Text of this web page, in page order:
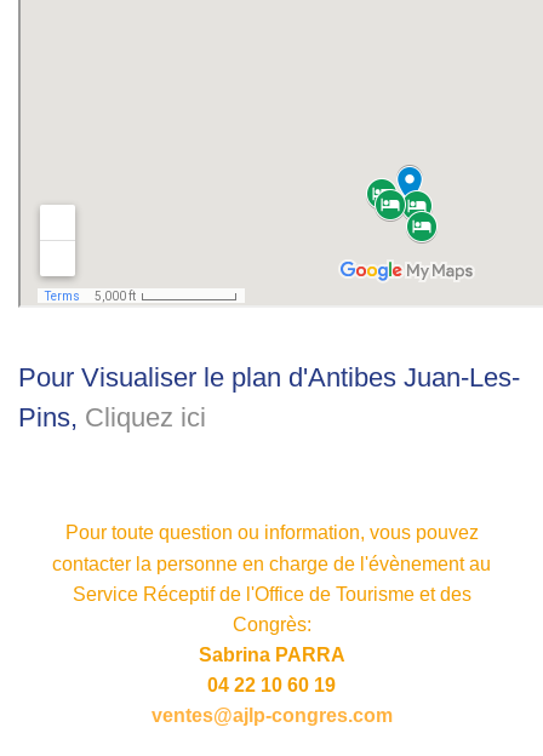
Pour Visualiser le plan d'Antibes Juan-Les-
Pins, Cliquez ici
Pour toute question ou information, vous pouvez
contacter la personne en charge de l'évènement au
Service Réceptif de l'Office de Tourisme et des
Congrès:
Sabrina PARRA
04 22 10 60 19
ventes@ajlp-congres.com